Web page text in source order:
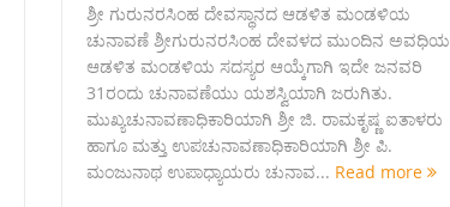
ಶ್ರೀ ಗುರುನರಸಿಂಹ ದೇವಸ್ಥಾನದ ಆಡಳಿತ ಮಂಡಳಿಯ
ಚುನಾವಣೆ ಶ್ರೀಗುರುನರಸಿಂಹ ದೇವಳದ ಮುಂದಿನ ಅವಧಿಯ
ಆಡಳಿತ ಮಂಡಳಿಯ ಸದಸ್ಯರ ಆಯ್ಕೆಗಾಗಿ ಇದೇ ಜನವರಿ
31ರಂದು ಚುನಾವಣೆಯು ಯಶಸ್ವಿಯಾಗಿ ಜರುಗಿತು.
ಮುಖ್ಯಚುನಾವಣಾಧಿಕಾರಿಯಾಗಿ ಶ್ರೀ ಜಿ. ರಾಮಕೃಷ್ಣ ಐತಾಳರು
ಹಾಗೂ ಮತ್ತು ಉಪಚುನಾವಣಾಧಿಕಾರಿಯಾಗಿ ಶ್ರೀ ಪಿ.
ಮಂಜುನಾಥ ಉಪಾಧ್ಯಾಯರು ಚುನಾವ... Read more